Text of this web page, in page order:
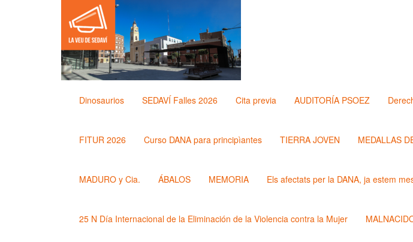
Dinosaurios SEDAVÍ Falles 2026 Cita previa AUDITORÍA PSOEZ
FITUR 2026 Curso DANA para principìantes TIERRA JOVEN MEDALLAS
MADURO y Cia. ÁBALOS MEMORIA Els afectats per la DANA, ja estem
25 N Día Internacional de la Eliminación de la Violencia contra la Mujer